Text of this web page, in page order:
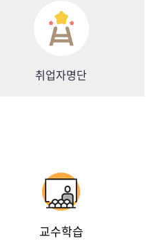
취업자명단
교수학습